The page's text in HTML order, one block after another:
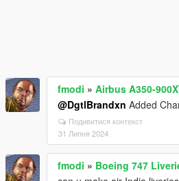
fmodi » Airbus A350-
@DgtlBrandxn Added
Подивитися контекст
31 Липня 2024
fmodi » Boeing 747